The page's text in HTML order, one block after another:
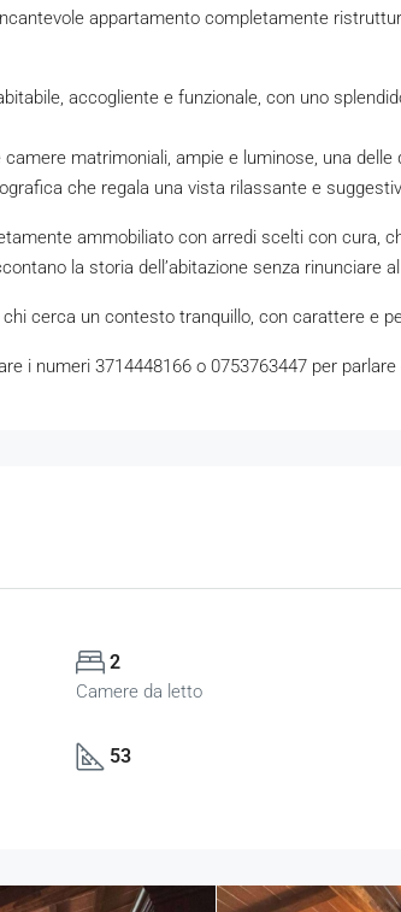
appartamento completamente
accogliente e funzionale, con uno
matrimoniali, ampie e luminose, una
che regala una vista rilassante e
ammobiliato con arredi scelti con
la storia dell’abitazione senza rinunciare
cerca un contesto tranquillo, con carattere e
i numeri 3714448166 o 0753763447 per
2
Camere da letto
53